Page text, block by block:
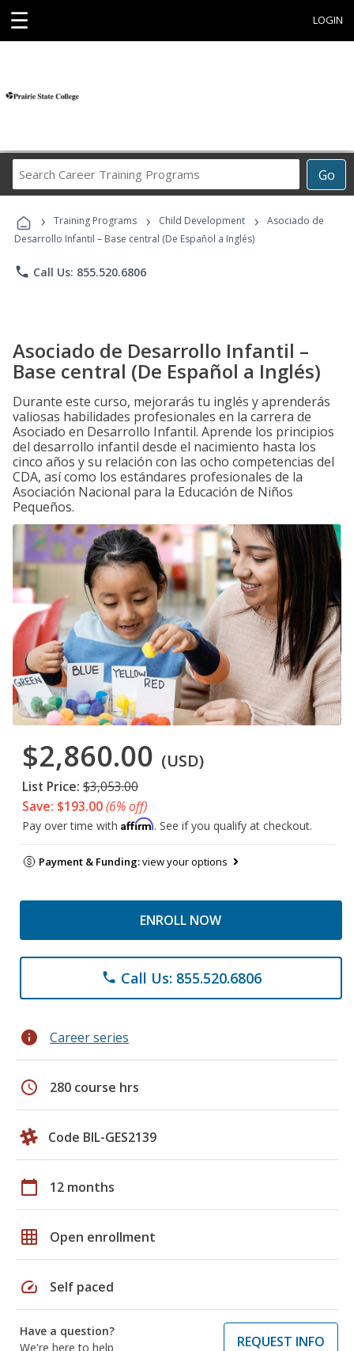
☰ LOGIN
Go
Career
Programs
› Training Programs › Child Development ›
Asociado de
Desarrollo Infantil – Base central (De Español a Inglés)
phone Call Us: 855.520.6806
Asociado de Desarrollo Infantil –
Base central (De Español a Inglés)
Durante este curso, mejorarás tu inglés y aprenderás
valiosas habilidades profesionales en la carrera de
Asociado en Desarrollo Infantil. Aprende los principios
del desarrollo infantil desde el nacimiento hasta los
cinco años y su relación con las ocho competencias del
CDA, así como los estándares profesionales de la
Asociación Nacional para la Educación de Niños
Pequeños.
$2,860.00 (USD)
List Price: $3,053.00
Save: $193.00(6% off)
Pay over time with Affirm. See if you qualify at checkout.
Payment & Funding:view your options
ENROLL NOW
phone Call Us: 855.520.6806
info Career series
schedule 280 course hrs
Code BIL-GES2139
calendar_today 12 months
grid_on Open enrollment
speed Self paced
Have a question?
We're here to help
REQUEST INFO